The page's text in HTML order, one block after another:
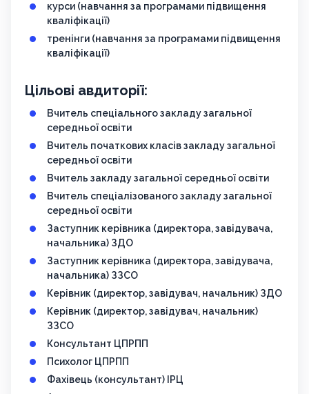
курси (навчання за програмами підвищення
кваліфікації)
тренінги (навчання за програмами підвищення
кваліфікації)
Цільові авдиторії:
Вчитель спеціального закладу загальної
середньої освіти
Вчитель початкових класів закладу загальної
середньої освіти
Вчитель закладу загальної середньої освіти
Вчитель спеціалізованого закладу загальної
середньої освіти
Заступник керівника (директора, завідувача,
начальника) ЗДО
Заступник керівника (директора, завідувача,
начальника) ЗЗСО
Керівник (директор, завідувач, начальник) ЗДО
Керівник (директор, завідувач, начальник)
ЗЗСО
Консультант ЦПРПП
Психолог ЦПРПП
Фахівець (консультант) ІРЦ